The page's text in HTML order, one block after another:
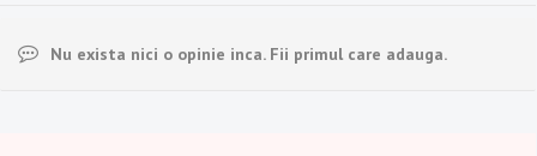
Nu exista nici o opinie inca. Fii primul care adauga.